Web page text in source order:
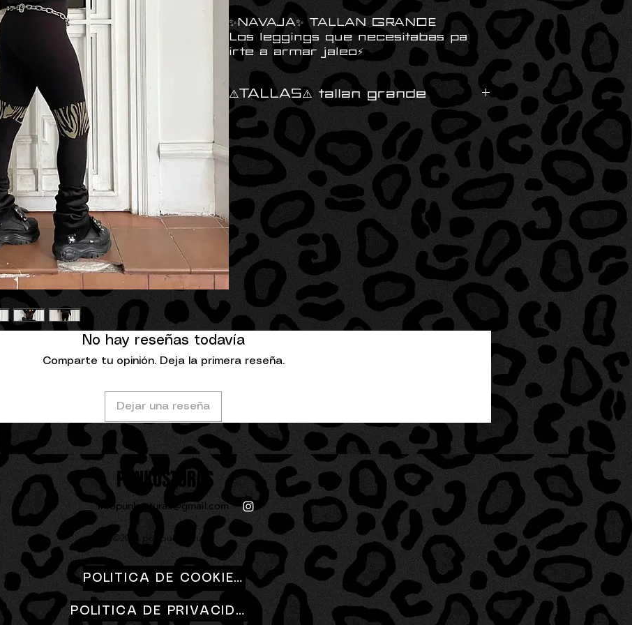
✨NAVAJA✨ TALLAN GRANDE
Los leggings que necesitabas pa
irte a armar jaleo⚡️
⚠️TALLAS⚠️ tallan grande
-Talla XS:
•Goma: 64-88 cm
•Muslo: 46-56 cm
•Largo: 90 cm
-Talla S:
•Goma: 66-100 cm
•Muslo: 48-58 cm
•Largo: 92 cm
-Talla M:
•Goma: 70-104 cm
•Muslo: 50-62 cm
•Largo: 100 cm
•Goma: 80-108 cm
•Muslo: 52-64 cm
•Largo: 110 cm
No hay reseñas todavía
Comparte tu opinión. Deja la primera reseña.
Dejar una reseña
PUNKOSTURAS
infopunkosturas@gmail.com
©2024 por punkosturas
POLITICA DE COOKIES
POLITICA DE PRIVACIDAD